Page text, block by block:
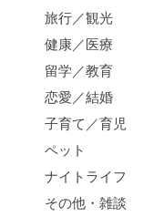
旅行／観光
健康／医療
留学／教育
恋愛／結婚
子育て／育児
ペット
ナイトライフ
その他・雑談